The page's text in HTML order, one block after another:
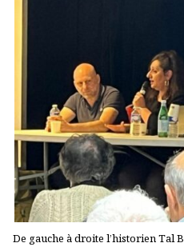
De gauche à droite l’historien Tal